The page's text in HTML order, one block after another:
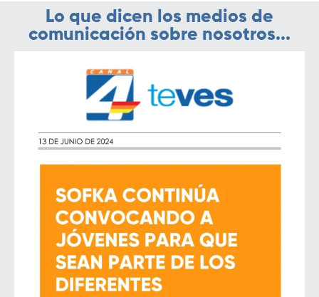
Lo que dicen los medios de
comunicación sobre nosotros...